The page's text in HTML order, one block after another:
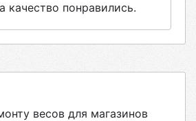
качество понравились.
весов для магазинов